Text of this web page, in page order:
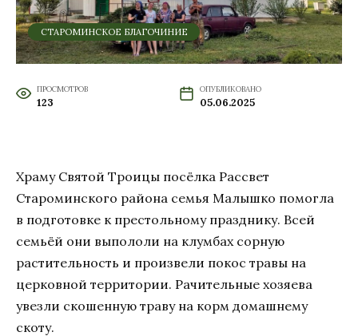
СТАРОМИНСКОЕ БЛАГОЧИНИЕ
ПРОСМОТРОВ
123
ОПУБЛИКОВАНО
05.06.2025
Храму Святой Троицы посёлка Рассвет
Староминского района семья Малышко помогла
в подготовке к престольному празднику. Всей
семьёй они выпололи на клумбах сорную
растительность и произвели покос травы на
церковной территории. Рачительные хозяева
увезли скошенную траву на корм домашнему
скоту.